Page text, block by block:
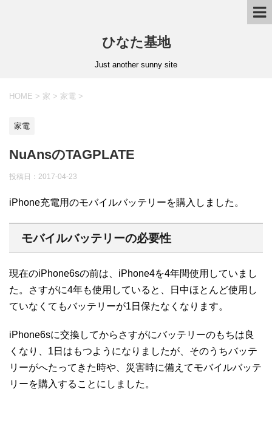
ひなた基地
Just another sunny site
HOME > 家 > 家電 >
家電
NuAnsのTAGPLATE
投稿日：2017-04-23
iPhone充電用のモバイルバッテリーを購入しました。
モバイルバッテリーの必要性
現在のiPhone6sの前は、iPhone4を4年間使用していまし
た。さすがに4年も使用していると、日中ほとんど使用し
ていなくてもバッテリーが1日保たなくなります。
iPhone6sに交換してからさすがにバッテリーのもちは良
くなり、1日はもつようになりましたが、そのうちバッテ
リーがへたってきた時や、災害時に備えてモバイルバッテ
リーを購入することにしました。